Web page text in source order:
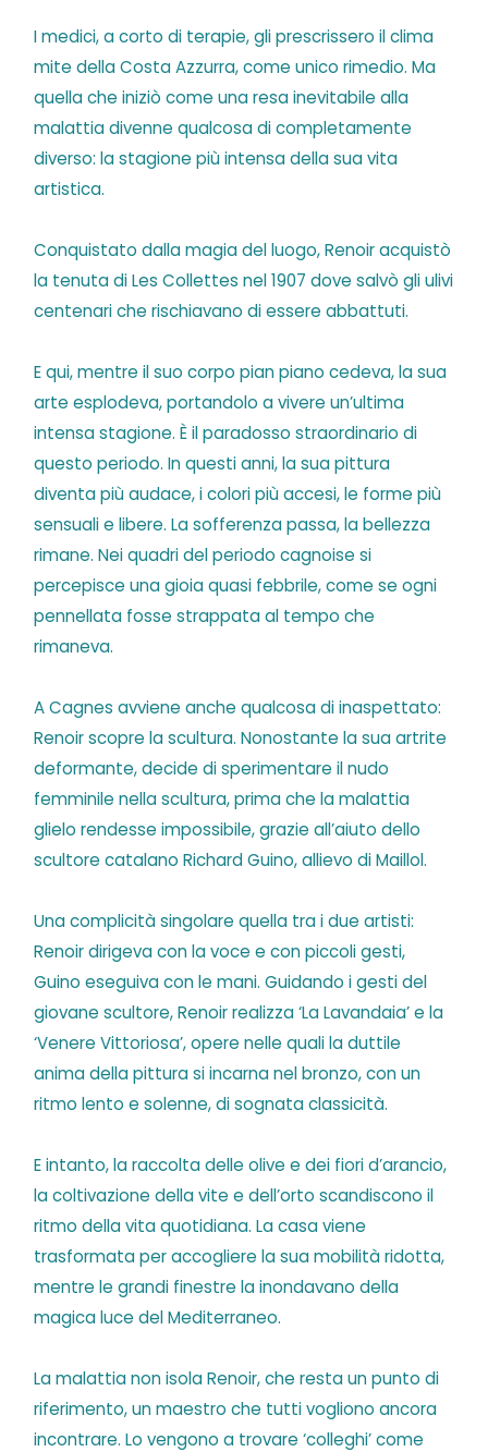
I medici, a corto di terapie, gli prescrissero il clima
mite della Costa Azzurra, come unico rimedio. Ma
quella che iniziò come una resa inevitabile alla
malattia divenne qualcosa di completamente
diverso: la stagione più intensa della sua vita
artistica.
Conquistato dalla magia del luogo, Renoir acquistò
la tenuta di Les Collettes nel 1907 dove salvò gli ulivi
centenari che rischiavano di essere abbattuti.
E qui, mentre il suo corpo pian piano cedeva, la sua
arte esplodeva, portandolo a vivere un’ultima
intensa stagione. È il paradosso straordinario di
questo periodo. In questi anni, la sua pittura
diventa più audace, i colori più accesi, le forme più
sensuali e libere. La sofferenza passa, la bellezza
rimane. Nei quadri del periodo cagnoise si
percepisce una gioia quasi febbrile, come se ogni
pennellata fosse strappata al tempo che
rimaneva.
A Cagnes avviene anche qualcosa di inaspettato:
Renoir scopre la scultura. Nonostante la sua artrite
deformante, decide di sperimentare il nudo
femminile nella scultura, prima che la malattia
glielo rendesse impossibile, grazie all’aiuto dello
scultore catalano Richard Guino, allievo di Maillol.
Una complicità singolare quella tra i due artisti:
Renoir dirigeva con la voce e con piccoli gesti,
Guino eseguiva con le mani. Guidando i gesti del
giovane scultore, Renoir realizza ‘La Lavandaia’ e la
‘Venere Vittoriosa’, opere nelle quali la duttile
anima della pittura si incarna nel bronzo, con un
ritmo lento e solenne, di sognata classicità.
E intanto, la raccolta delle olive e dei fiori d’arancio,
la coltivazione della vite e dell’orto scandiscono il
ritmo della vita quotidiana. La casa viene
trasformata per accogliere la sua mobilità ridotta,
mentre le grandi finestre la inondavano della
magica luce del Mediterraneo.
La malattia non isola Renoir, che resta un punto di
riferimento, un maestro che tutti vogliono ancora
incontrare. Lo vengono a trovare ‘colleghi’ come